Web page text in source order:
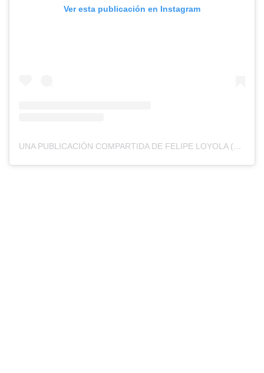
Ver esta publicación en Instagram
UNA PUBLICACIÓN COMPARTIDA DE FELIPE LOYOLA (@PIPE.LOYOLA)